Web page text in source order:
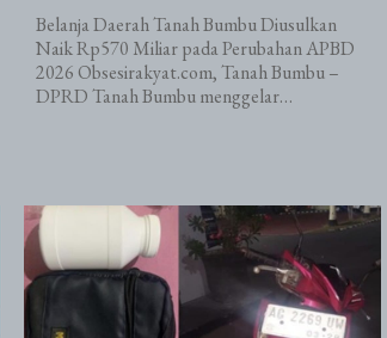
Belanja Daerah Tanah Bumbu Diusulkan
Naik Rp570 Miliar pada Perubahan APBD
2026 Obsesirakyat.com, Tanah Bumbu –
DPRD Tanah Bumbu menggelar…